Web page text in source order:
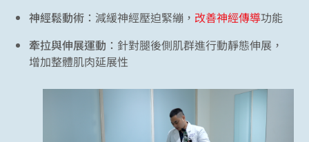
神經鬆動術 ：減緩神經壓迫緊繃， 改善神經傳導功能
牽拉與伸展運動 ：針對腿後側肌群進行動靜態伸展，
增加整體肌肉延展性